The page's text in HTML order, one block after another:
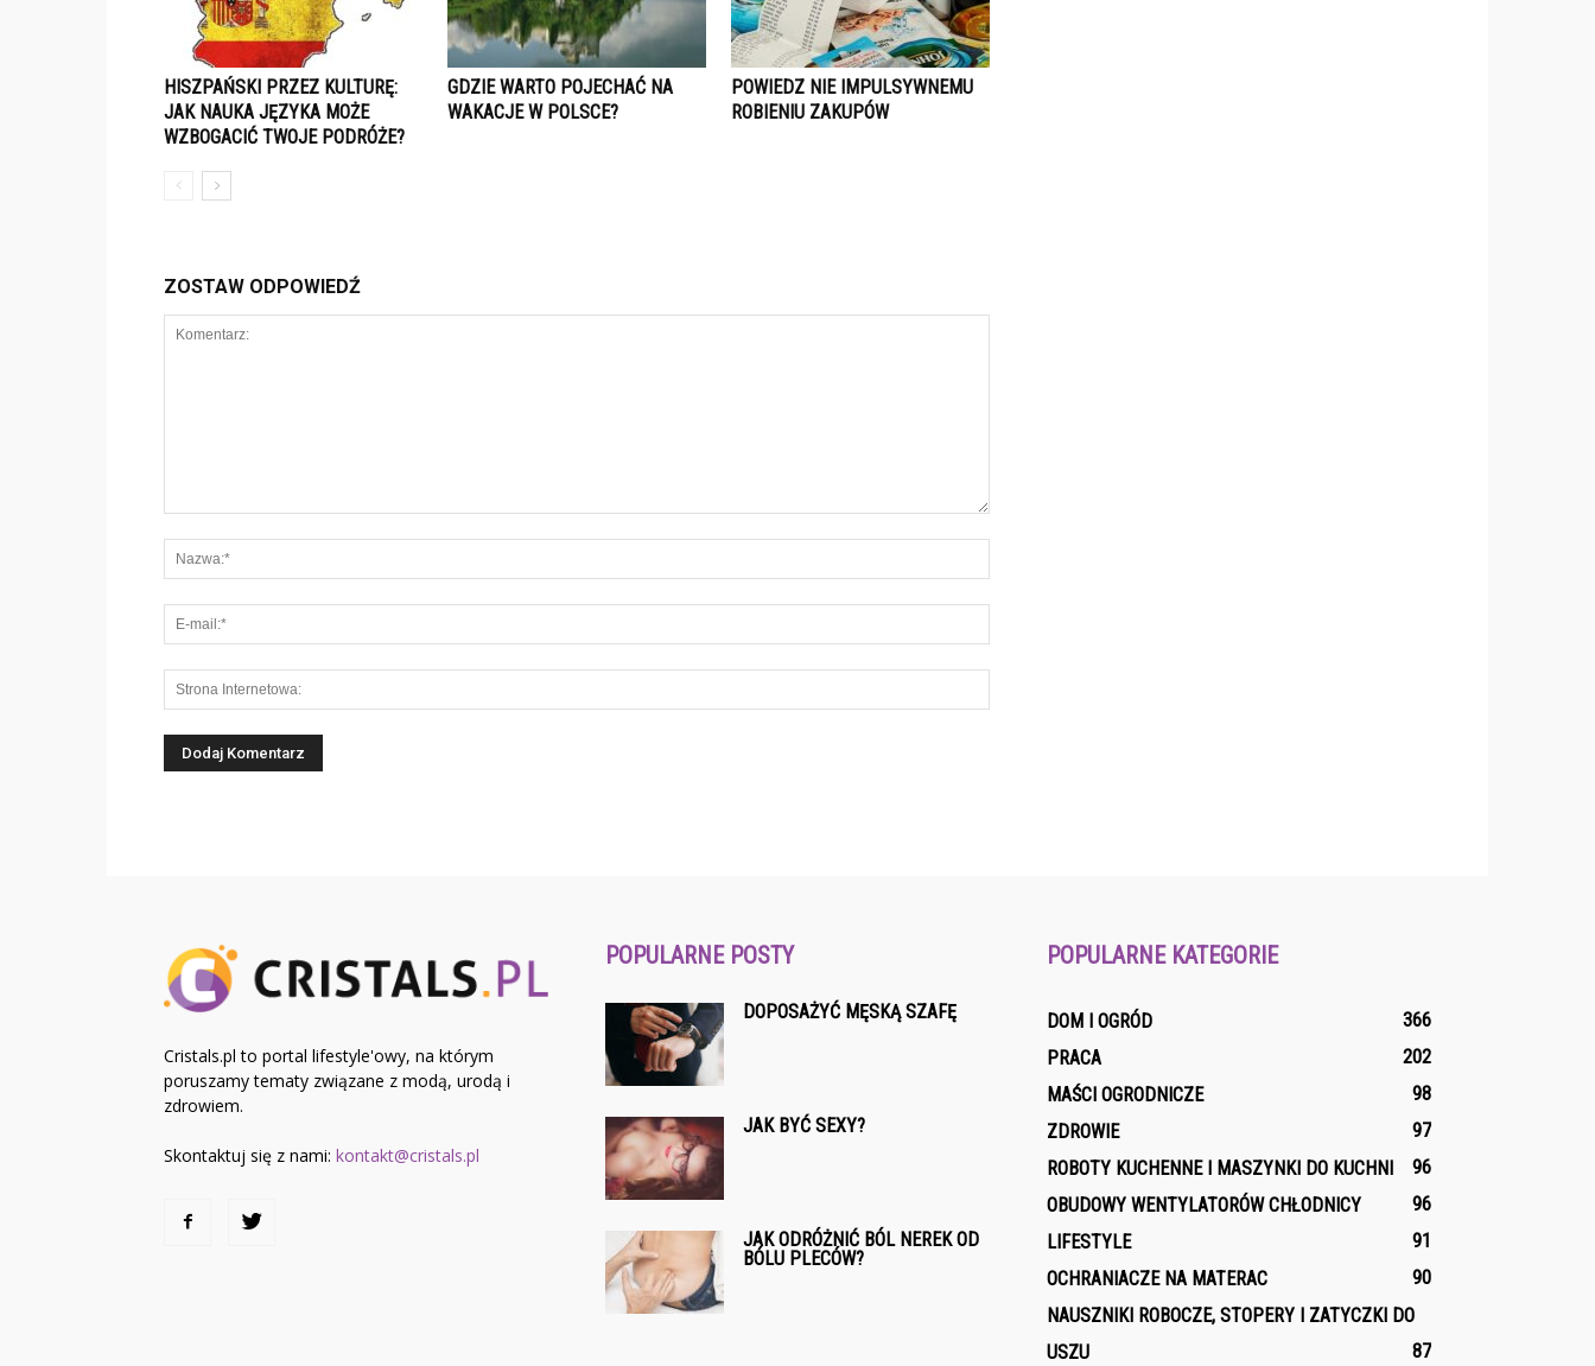
HISZPAŃSKI PRZEZ KULTURĘ:
JAK NAUKA JĘZYKA MOŻE
WZBOGACIĆ TWOJE PODRÓŻE?
GDZIE WARTO POJECHAĆ NA
WAKACJE W POLSCE?
POWIEDZ NIE IMPULSYWNEMU
ROBIENIU ZAKUPÓW
ZOSTAW ODPOWIEDŹ
Cristals.pl to portal lifestyle'owy, na którym
poruszamy tematy związane z modą, urodą i
zdrowiem.
Skontaktuj się z nami: kontakt@cristals.pl
POPULARNE POSTY
DOPOSAŻYĆ MĘSKĄ SZAFĘ
JAK BYĆ SEXY?
JAK ODRÓŻNIĆ BÓL NEREK OD
BÓLU PLECÓW?
POPULARNE KATEGORIE
DOM I OGRÓD
366
PRACA
202
MAŚCI OGRODNICZE
98
ZDROWIE
97
ROBOTY KUCHENNE I MASZYNKI DO KUCHNI
96
OBUDOWY WENTYLATORÓW CHŁODNICY
96
LIFESTYLE
91
OCHRANIACZE NA MATERAC
90
NAUSZNIKI ROBOCZE, STOPERY I ZATYCZKI DO
USZU
87